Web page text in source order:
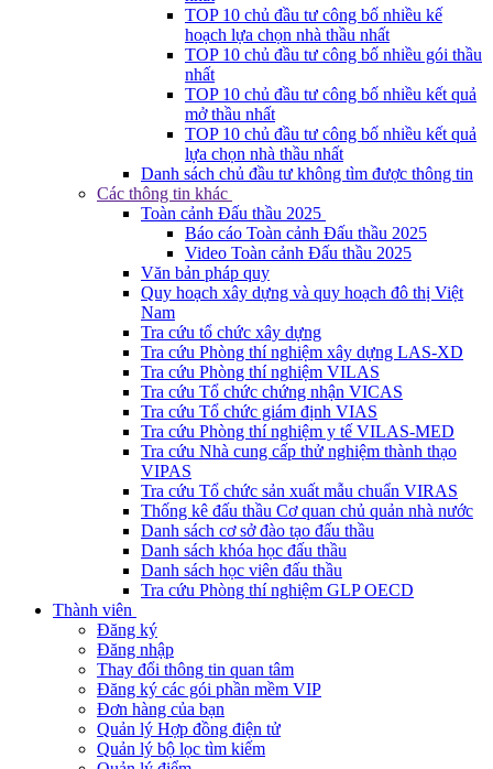
TOP 10 chủ đầu tư công bố nhiều kế
hoạch lựa chọn nhà thầu nhất
TOP 10 chủ đầu tư công bố nhiều gói thầu
nhất
TOP 10 chủ đầu tư công bố nhiều kết quả
mở thầu nhất
TOP 10 chủ đầu tư công bố nhiều kết quả
lựa chọn nhà thầu nhất
Danh sách chủ đầu tư không tìm được thông tin
Các thông tin khác
Toàn cảnh Đấu thầu 2025
Báo cáo Toàn cảnh Đấu thầu 2025
Video Toàn cảnh Đấu thầu 2025
Văn bản pháp quy
Quy hoạch xây dựng và quy hoạch đô thị Việt
Nam
Tra cứu tổ chức xây dựng
Tra cứu Phòng thí nghiệm xây dựng LAS-XD
Tra cứu Phòng thí nghiệm VILAS
Tra cứu Tổ chức chứng nhận VICAS
Tra cứu Tổ chức giám định VIAS
Tra cứu Phòng thí nghiệm y tế VILAS-MED
Tra cứu Nhà cung cấp thử nghiệm thành thạo
VIPAS
Tra cứu Tổ chức sản xuất mẫu chuẩn VIRAS
Thống kê đấu thầu Cơ quan chủ quản nhà nước
Danh sách cơ sở đào tạo đấu thầu
Danh sách khóa học đấu thầu
Danh sách học viên đấu thầu
Tra cứu Phòng thí nghiệm GLP OECD
Thành viên
Đăng ký
Đăng nhập
Thay đổi thông tin quan tâm
Đăng ký các gói phần mềm VIP
Đơn hàng của bạn
Quản lý Hợp đồng điện tử
Quản lý bộ lọc tìm kiếm